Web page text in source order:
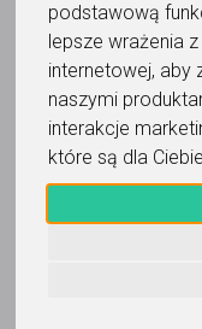
podstawową
lepsze wrażenia
internetowej, aby
naszymi
interakcje
które są dla
Tomek